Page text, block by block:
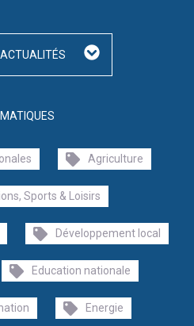
Agriculture
Sports & Loisirs
Développement local
Education nationale
Energie